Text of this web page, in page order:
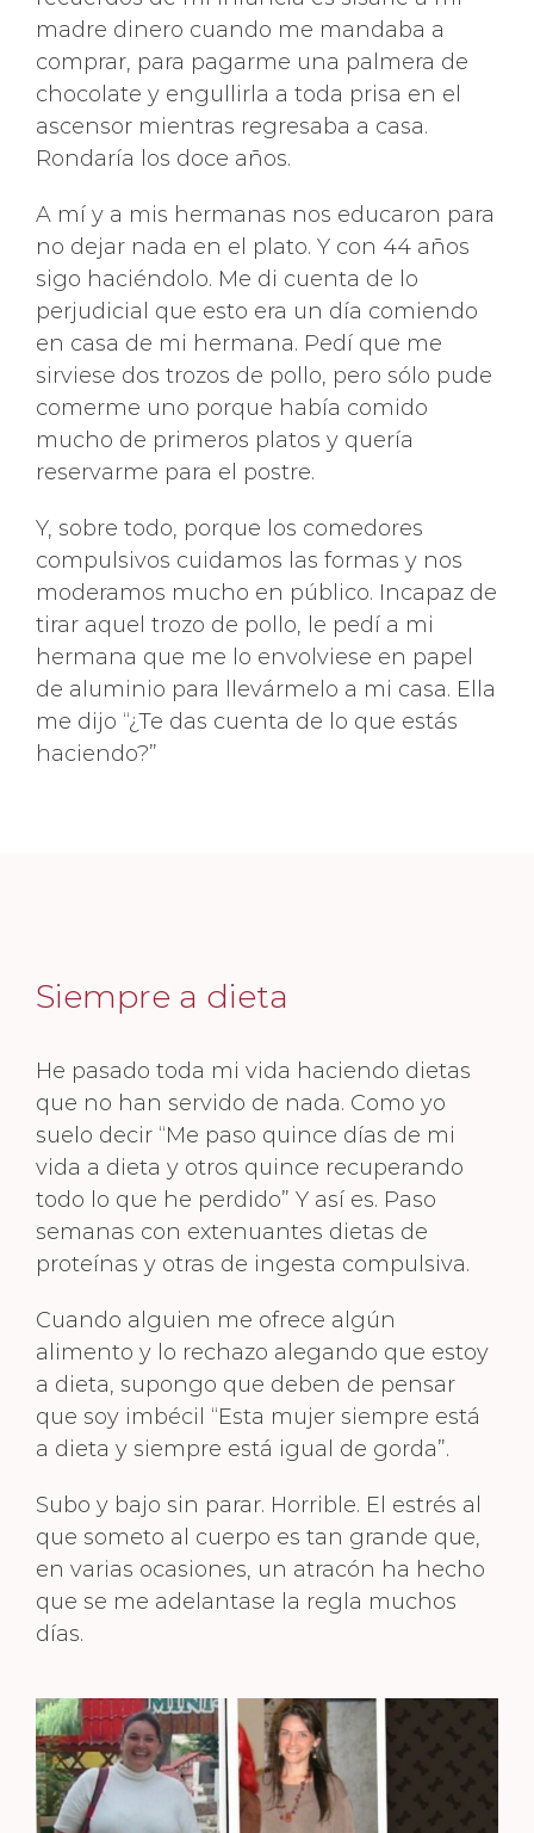
madre dinero cuando me mandaba a
comprar, para pagarme una palmera de
chocolate y engullirla a toda prisa en el
ascensor mientras regresaba a casa.
Rondaría los doce años.
A mí y a mis hermanas nos educaron para
no dejar nada en el plato. Y con 44 años
sigo haciéndolo. Me di cuenta de lo
perjudicial que esto era un día comiendo
en casa de mi hermana. Pedí que me
sirviese dos trozos de pollo, pero sólo pude
comerme uno porque había comido
mucho de primeros platos y quería
reservarme para el postre.
Y, sobre todo, porque los comedores
compulsivos cuidamos las formas y nos
moderamos mucho en público. Incapaz de
tirar aquel trozo de pollo, le pedí a mi
hermana que me lo envolviese en papel
de aluminio para llevármelo a mi casa. Ella
me dijo “¿Te das cuenta de lo que estás
haciendo?”
Siempre a dieta
He pasado toda mi vida haciendo dietas
que no han servido de nada. Como yo
suelo decir “Me paso quince días de mi
vida a dieta y otros quince recuperando
todo lo que he perdido” Y así es. Paso
semanas con extenuantes dietas de
proteínas y otras de ingesta compulsiva.
Cuando alguien me ofrece algún
alimento y lo rechazo alegando que estoy
a dieta, supongo que deben de pensar
que soy imbécil “Esta mujer siempre está
a dieta y siempre está igual de gorda”.
Subo y bajo sin parar. Horrible. El estrés al
que someto al cuerpo es tan grande que,
en varias ocasiones, un atracón ha hecho
que se me adelantase la regla muchos
días.